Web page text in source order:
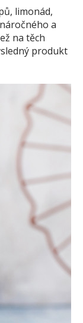
limonád,
a
na těch
produkt